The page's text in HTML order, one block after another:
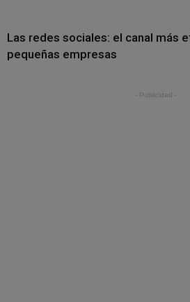
Las redes sociales: el canal más
pequeñas empresas
- Publicidad -